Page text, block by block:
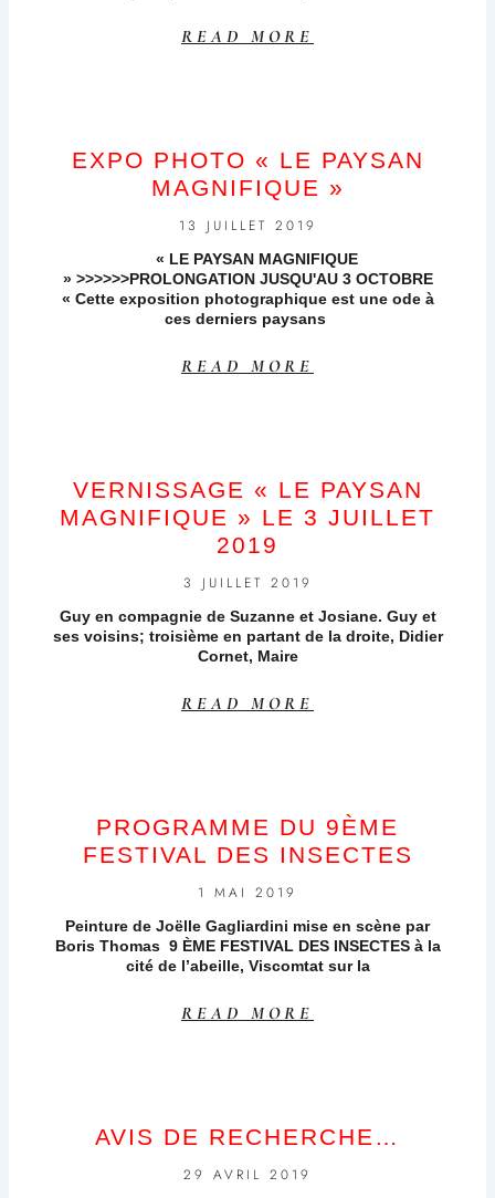
READ MORE
EXPO PHOTO « LE PAYSAN
MAGNIFIQUE »
13 JUILLET 2019
« LE PAYSAN MAGNIFIQUE
» >>>>>>PROLONGATION JUSQU'AU 3 OCTOBRE
« Cette exposition photographique est une ode à
ces derniers paysans
READ MORE
VERNISSAGE « LE PAYSAN
MAGNIFIQUE » LE 3 JUILLET
2019
3 JUILLET 2019
Guy en compagnie de Suzanne et Josiane. Guy et
ses voisins; troisième en partant de la droite, Didier
Cornet, Maire
READ MORE
PROGRAMME DU 9ÈME
FESTIVAL DES INSECTES
1 MAI 2019
Peinture de Joëlle Gagliardini mise en scène par
Boris Thomas 9 ÈME FESTIVAL DES INSECTES à la
cité de l’abeille, Viscomtat sur la
READ MORE
AVIS DE RECHERCHE…
29 AVRIL 2019